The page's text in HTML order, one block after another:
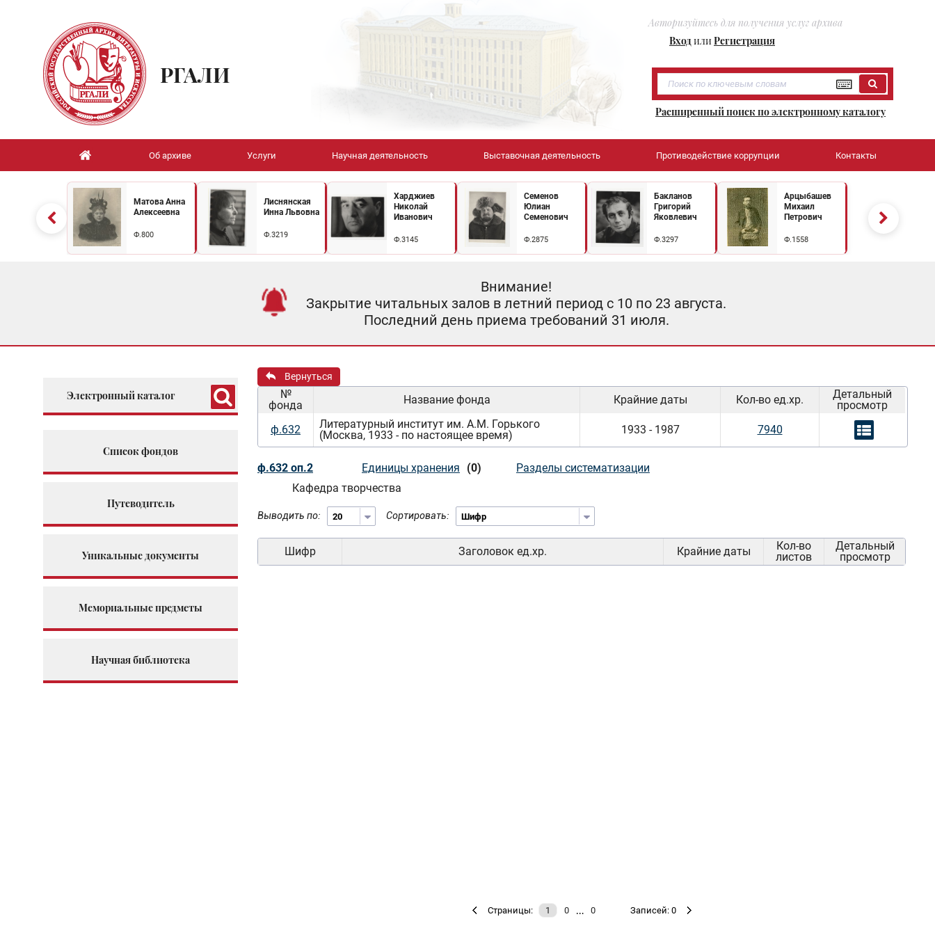
Авторизуйтесь для получения услуг архива
ВходилиРегистрация
РГАЛИ
Расширенный поиск по электронному каталогу
Об архиве Услуги Научная деятельность Выставочная деятельность Противодействие коррупции Контакты
Матова Анна
Алексеевна
Ф.800
Лиснянская
Инна Львовна
Ф.3219
Харджиев
Николай
Иванович
Ф.3145
Семенов
Юлиан
Семенович
Ф.2875
Бакланов
Григорий
Яковлевич
Ф.3297
Арцыбашев
Михаил
Петрович
Ф.1558
Внимание!
Закрытие читальных залов в летний период с 10 по 23 августа.
Последний день приема требований 31 июля.
Электронный каталог
Список фондов
Путеводитель
Уникальные документы
Мемориальные предметы
Научная библиотека
Вернуться
№
фонда
Название фонда Крайние даты Кол-во ед.хр.
Детальный
просмотр
ф.632
Литературный институт им. А.М. Горького
(Москва, 1933 - по настоящее время)
1933 - 1987 7940
ф.632 оп.2 Единицы хранения (0)
Разделы систематизации
Кафедра творчества
Выводить по: Сортировать:
Шифр Заголовок ед.хр. Крайние даты
Кол-во
листов
Детальный
просмотр
Страницы: 1 0 … 0 Записей: 0